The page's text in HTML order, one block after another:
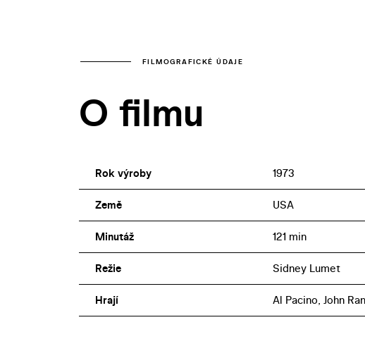
FILMOGRAFICKÉ ÚDAJE
O filmu
Rok výroby 1973
Země USA
Minutáž 121 min
Režie Sidney Lumet
Hrají Al Pacino, John